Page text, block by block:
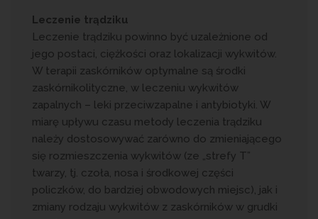
Leczenie trądziku
Leczenie trądziku powinno być uzależnione od
jego postaci, ciężkości oraz lokalizacji wykwitów.
W terapii zaskórników optymalne są środki
zaskórnikolityczne, w leczeniu wykwitów
zapalnych – leki przeciwzapalne i antybiotyki. W
miarę upływu czasu metody leczenia trądziku
należy dostosowywać zarówno do zmieniającego
się rozmieszczenia wykwitów (ze „strefy T”
twarzy, tj. czoła, nosa i środkowej części
policzków, do bardziej obwodowych miejsc), jak i
zmiany rodzaju wykwitów z zaskórników w grudki